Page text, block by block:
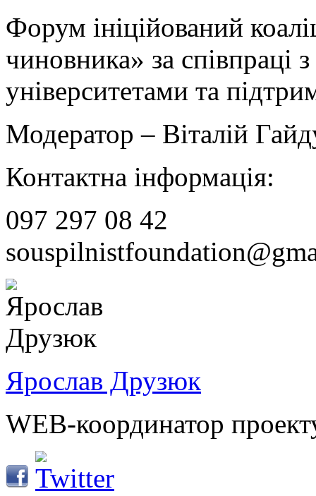
Форум ініційований
чиновника» за співпраці
університетами та
Модератор – Віталій
Контактна інформація:
097 297 08 42
Ярослав Друзюк
WEB-координатор